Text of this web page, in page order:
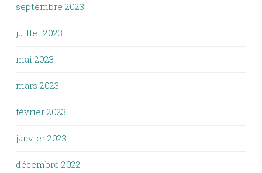
septembre 2023
juillet 2023
mai 2023
mars 2023
février 2023
janvier 2023
décembre 2022